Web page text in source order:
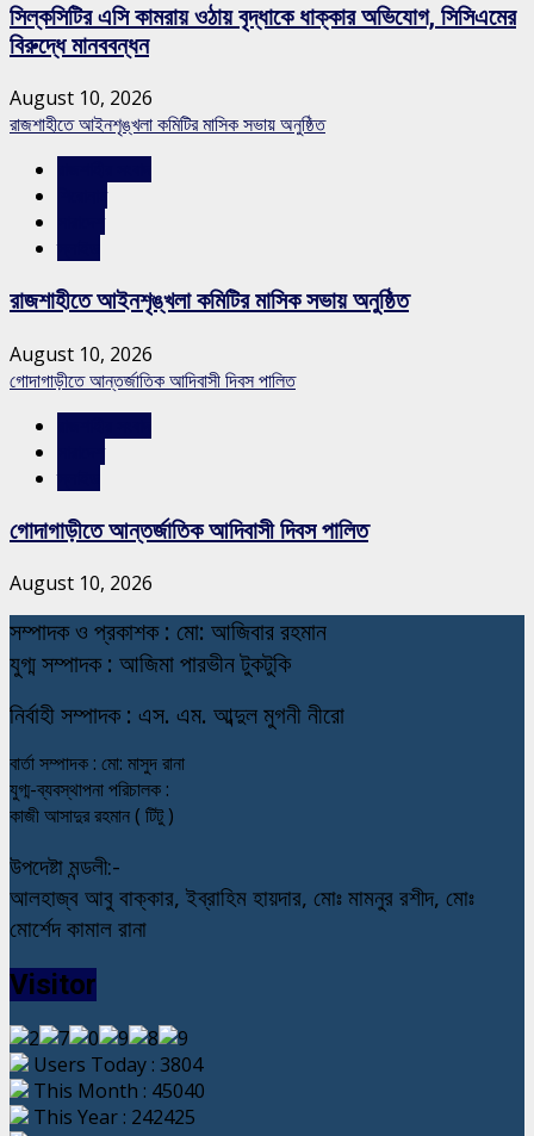
সিল্কসিটির এসি কামরায় ওঠায় বৃদ্ধাকে ধাক্কার অভিযোগ, সিসিএমের
বিরুদ্ধে মানববন্ধন
August 10, 2026
রাজশাহীতে আইনশৃঙ্খলা কমিটির মাসিক সভায় অনুষ্ঠিত
রাজশাহীতে আইনশৃঙ্খলা কমিটির মাসিক সভায় অনুষ্ঠিত
August 10, 2026
গোদাগাড়ীতে আন্তর্জাতিক আদিবাসী দিবস পালিত
গোদাগাড়ীতে আন্তর্জাতিক আদিবাসী দিবস পালিত
August 10, 2026
সম্পাদক ও প্রকাশক : মো: আজিবার রহমান
যুগ্ম সম্পাদক : আজিমা পারভীন টুকটুকি
নির্বাহী সম্পাদক : এস. এম. আব্দুল মুগনী নীরো
বার্তা সম্পাদক : মো: মাসুদ রানা
যুগ্ম-ব্যবস্থাপনা পরিচালক :
কাজী আসাদুর রহমান ( টিটু )
উপদেষ্টা মন্ডলী:-
আলহাজ্ব আবু বাক্কার, ইব্রাহিম হায়দার, মোঃ মামনুর রশীদ, মোঃ
মোর্শেদ কামাল রানা
Visitor
Users Today : 3804
This Month : 45040
This Year : 242425